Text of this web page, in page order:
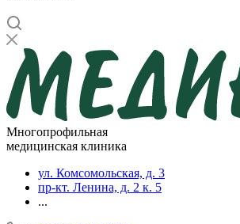
Многопрофильная
медицинская клиника
ул. Комсомольская, д. 3
пр-кт. Ленина, д. 2 к. 5
...